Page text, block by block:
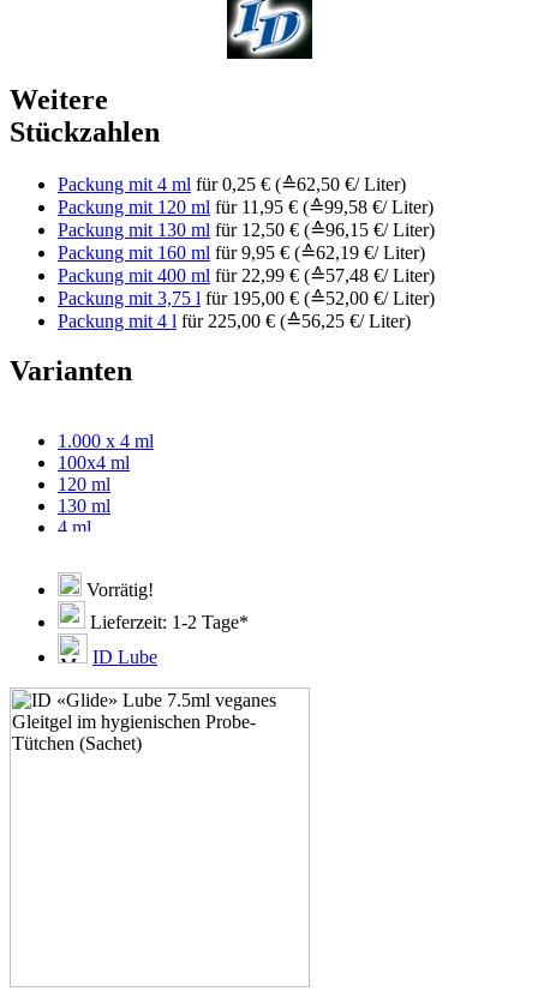
Weitere
Stückzahlen
Packung mit 4 ml für 0,25 € (≙62,50 €/ Liter)
Packung mit 120 ml für 11,95 € (≙99,58 €/ Liter)
Packung mit 130 ml für 12,50 € (≙96,15 €/ Liter)
Packung mit 160 ml für 9,95 € (≙62,19 €/ Liter)
Packung mit 400 ml für 22,99 € (≙57,48 €/ Liter)
Packung mit 3,75 l für 195,00 € (≙52,00 €/ Liter)
Packung mit 4 l für 225,00 € (≙56,25 €/ Liter)
Varianten
1.000 x 4 ml
100x4 ml
120 ml
130 ml
4 ml
500 x 7,5 ml
Vorrätig!
Lieferzeit: 1-2 Tage*
ID Lube